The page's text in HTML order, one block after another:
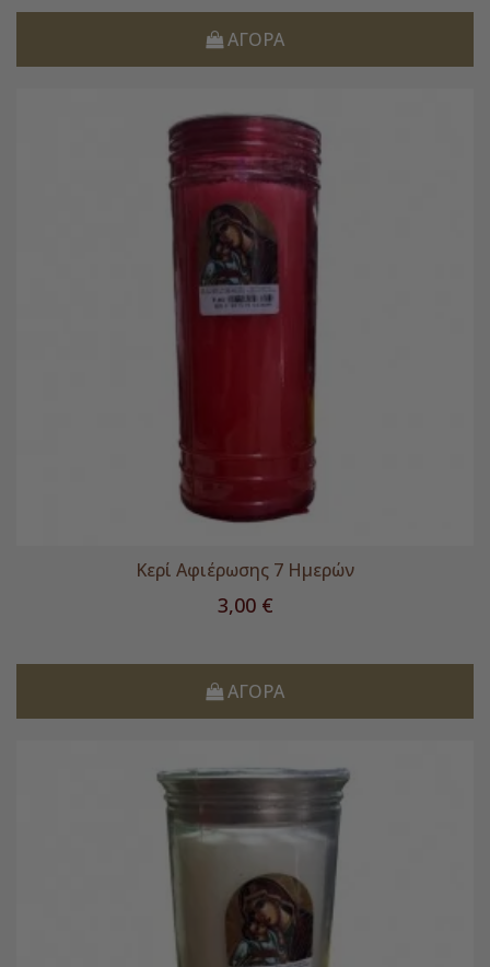
ΑΓΟΡΆ
Κερί Αφιέρωσης 7 Ημερών
Τιμή
3,00 €
ΑΓΟΡΆ